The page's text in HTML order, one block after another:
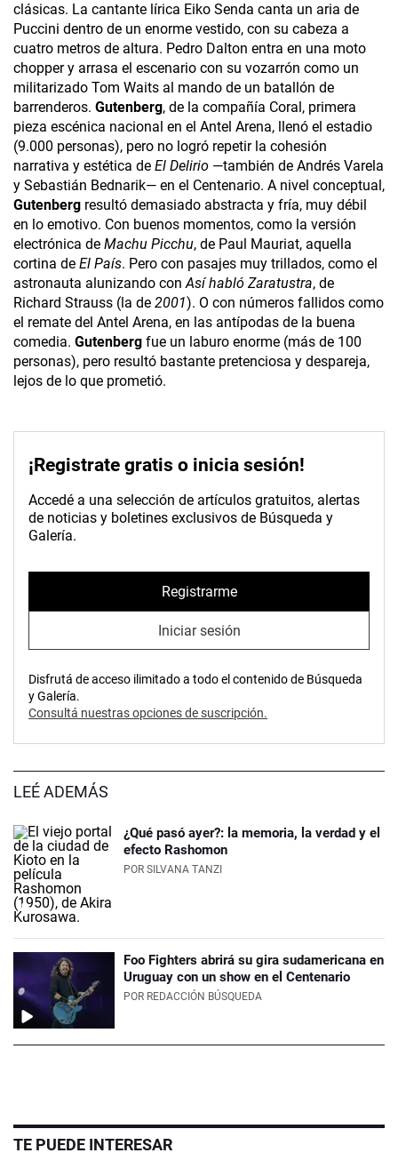
clásicas. La cantante lírica Eiko Senda canta un aria de
Puccini dentro de un enorme vestido, con su cabeza a
cuatro metros de altura. Pedro Dalton entra en una moto
chopper y arrasa el escenario con su vozarrón como un
militarizado Tom Waits al mando de un batallón de
barrenderos. Gutenberg, de la compañía Coral, primera
pieza escénica nacional en el Antel Arena, llenó el estadio
(9.000 personas), pero no logró repetir la cohesión
narrativa y estética de El Delirio —también de Andrés Varela
y Sebastián Bednarik— en el Centenario. A nivel conceptual,
Gutenberg resultó demasiado abstracta y fría, muy débil
en lo emotivo. Con buenos momentos, como la versión
electrónica de Machu Picchu, de Paul Mauriat, aquella
cortina de El País. Pero con pasajes muy trillados, como el
astronauta alunizando conAsí habló Zaratustra, de
Richard Strauss (la de 2001). O con números fallidos como
el remate del Antel Arena, en las antípodas de la buena
comedia. Gutenberg fue un laburo enorme (más de 100
personas), pero resultó bastante pretenciosa y despareja,
lejos de lo que prometió.
¡Registrate gratis o inicia sesión!
Accedé a una selección de artículos gratuitos, alertas
de noticias y boletines exclusivos de Búsqueda y
Galería.
Registrarme
Iniciar sesión
Disfrutá de acceso ilimitado a todo el contenido de Búsqueda
y Galería.
Consultá nuestras opciones de suscripción.
LEÉ ADEMÁS
¿Qué pasó ayer?: la memoria, la verdad y el
efecto Rashomon
POR SILVANA TANZI
Foo Fighters abrirá su gira sudamericana en
Uruguay con un show en el Centenario
POR REDACCIÓN BÚSQUEDA
TE PUEDE INTERESAR